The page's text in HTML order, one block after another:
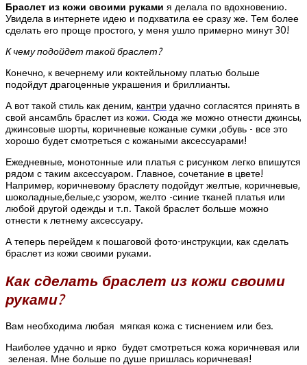
Браслет из кожи своими руками я делала по вдохновению.
Увидела в интернете идею и подхватила ее сразу же. Тем более
сделать его проще простого, у меня ушло примерно минут 30!
К чему подойдет такой браслет?
Конечно, к вечернему или коктейльному платью больше
подойдут драгоценные украшения и бриллианты.
А вот такой стиль как деним, кантри удачно согласятся принять в
свой ансамбль браслет из кожи. Сюда же можно отнести джинсы,
джинсовые шорты, коричневые кожаные сумки ,обувь - все это
хорошо будет смотреться с кожаными аксессуарами!
Ежедневные, монотонные или платья с рисунком легко впишутся
рядом с таким аксессуаром. Главное, сочетание в цвете!
Например, коричневому браслету подойдут желтые, коричневые,
шоколадные,белые,с узором, желто -синие тканей платья или
любой другой одежды и т.п. Такой браслет больше можно
отнести к летнему аксессуару.
А теперь перейдем к пошаговой фото-инструкции, как сделать
браслет из кожи своими руками.
Как сделать браслет из кожи своими
руками?
Вам необходима любая мягкая кожа с тиснением или без.
Наиболее удачно и ярко будет смотреться кожа коричневая или
зеленая. Мне больше по душе пришлась коричневая!